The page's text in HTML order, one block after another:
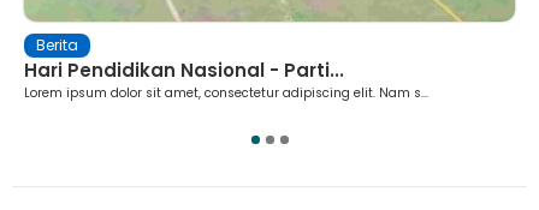
Parti...
adipiscing elit. Nam s...
Ekstrakurikuler Paskibra
Lorem ipsum dolor sit amet, consectetur